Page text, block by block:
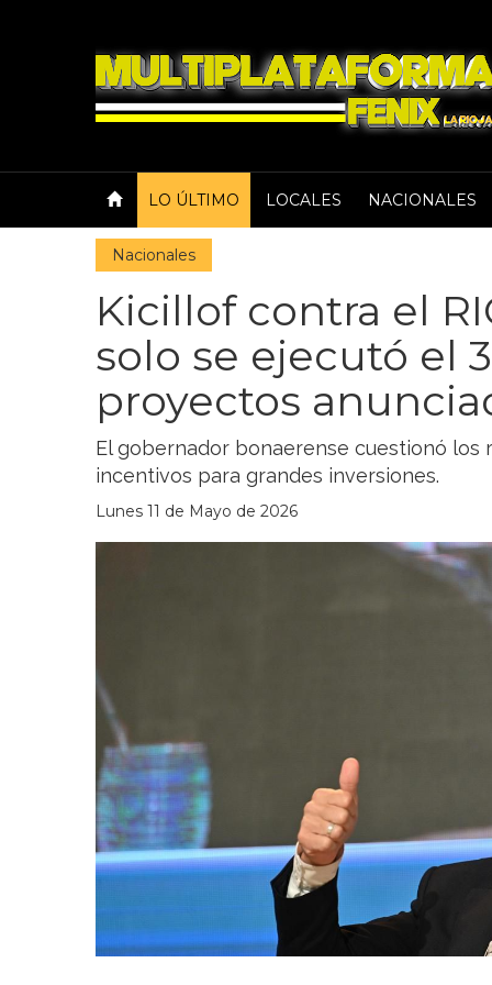
LO ÚLTIMO LOCALES NACIONALES
Nacionales
Kicillof contra el
solo se ejecutó el
proyectos
El gobernador bonaerense cuestionó los
incentivos para grandes inversiones.
Lunes 11 de Mayo de 2026